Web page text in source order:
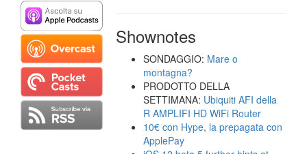
Shownotes
SONDAGGIO: Mare o
montagna?
PRODOTTO DELLA
SETTIMANA: Ubiquiti AFI della
R AMPLIFI HD WiFi Router
10€ con Hype, la prepagata con
ApplePay